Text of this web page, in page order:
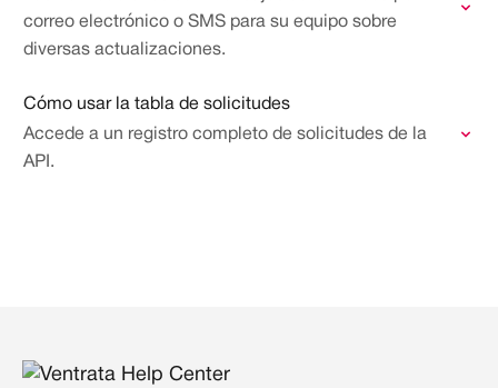
correo electrónico o SMS para su equipo sobre
diversas actualizaciones.
Cómo usar la tabla de solicitudes
Accede a un registro completo de solicitudes de la
API.